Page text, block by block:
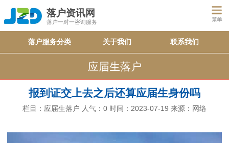
落户资讯网
落户一对一咨询服务
落户服务分类 关于我们 联系我们
应届生落户
报到证交上去之后还算应届生身份吗
栏目： 应届生落户 人气： 0 时间：2023-07-19 来源：网络